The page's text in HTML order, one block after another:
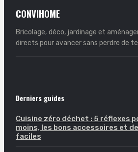
CONVIHOME
Bricolage, déco, jardinage et
directs pour avancer sans perdre de
Derniers guides
Cuisine zéro déchet : 5 réflexes
moins, les bons accessoires et
faciles